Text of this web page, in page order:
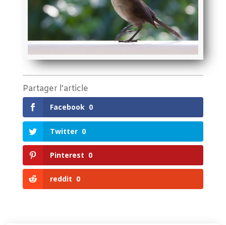
Partager l’article
Facebook 0
Twitter 0
Pinterest 0
reddit 0